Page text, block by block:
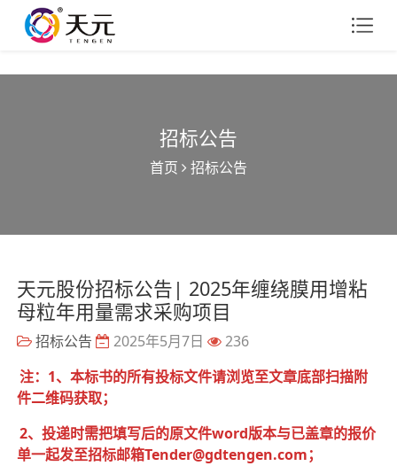
招标公告
首页 招标公告
天元股份招标公告| 2025年缠绕膜用增粘
母粒年用量需求采购项目
招标公告 2025年5月7日
236
注：1、本标书的所有投标文件请浏览至文章底部扫描附
件二维码获取；
2、投递时需把填写后的原文件word版本与已盖章的报价
单一起发至招标邮箱Tender@gdtengen.com；